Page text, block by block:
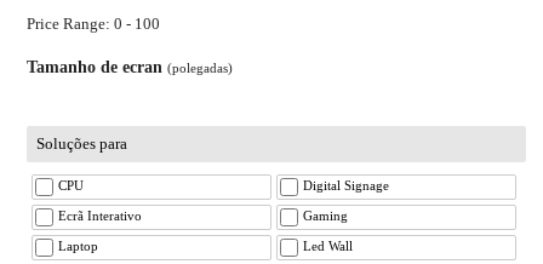
Price Range: 0 - 100
Tamanho de ecran(polegadas)
Soluções para
CPU Digital Signage
Ecrã Interativo Gaming
Laptop Led Wall